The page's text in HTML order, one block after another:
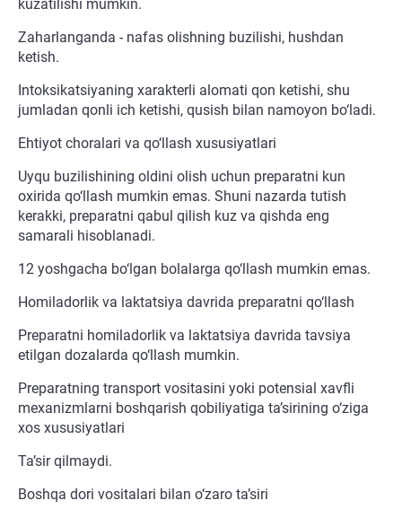
kuzatilishi mumkin.
Zaharlanganda - nafas olishning buzilishi, hushdan
ketish.
Intoksikatsiyaning xarakterli alomati qon ketishi, shu
jumladan qonli ich ketishi, qusish bilan namoyon bo‘ladi.
Ehtiyot choralari va qo‘llash xususiyatlari
Uyqu buzilishining oldini olish uchun preparatni kun
oxirida qo‘llash mumkin emas. Shuni nazarda tutish
kerakki, preparatni qabul qilish kuz va qishda eng
samarali hisoblanadi.
12 yoshgacha bo‘lgan bolalarga qo‘llash mumkin emas.
Homiladorlik va laktatsiya davrida preparatni qo‘llash
Preparatni homiladorlik va laktatsiya davrida tavsiya
etilgan dozalarda qo‘llash mumkin.
Preparatning transport vositasini yoki potensial xavfli
mexanizmlarni boshqarish qobiliyatiga ta’sirining o‘ziga
xos xususiyatlari
Ta’sir qilmaydi.
Boshqa dori vositalari bilan o‘zaro ta’siri